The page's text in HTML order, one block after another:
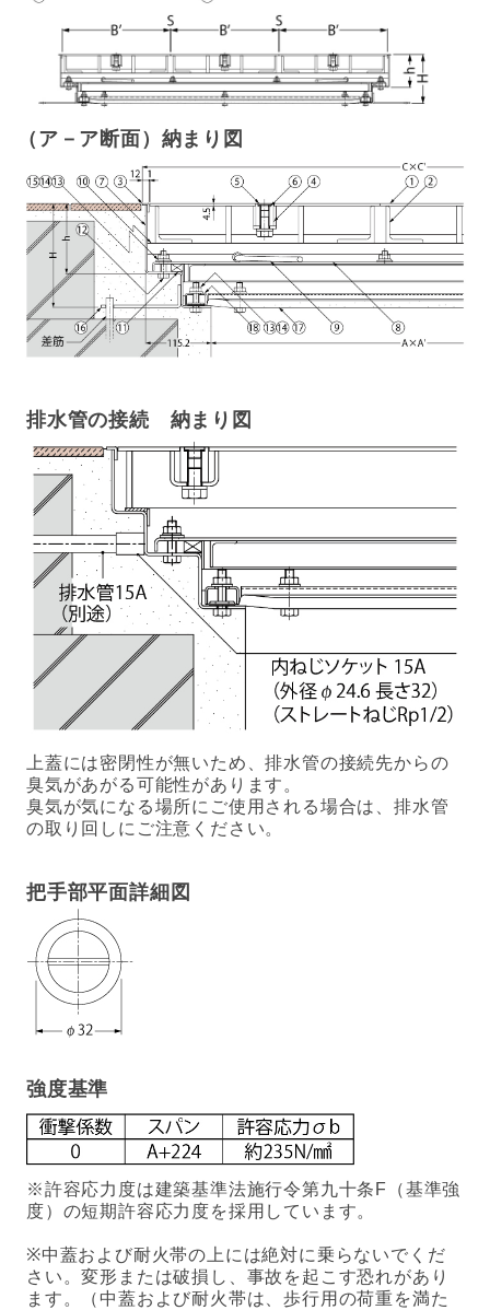
（ア－ア断面）納まり図
排水管の接続 納まり図
上蓋には密閉性が無いため、排水管の接続先からの
臭気があがる可能性があります。
臭気が気になる場所にご使用される場合は、排水管
の取り回しにご注意ください。
把手部平面詳細図
強度基準
※許容応力度は建築基準法施行令第九十条F（基準強
度）の短期許容応力度を採用しています。
※中蓋および耐火帯の上には絶対に乗らないでくだ
さい。変形または破損し、事故を起こす恐れがあり
ます。（中蓋および耐火帯は、歩行用の荷重を満た